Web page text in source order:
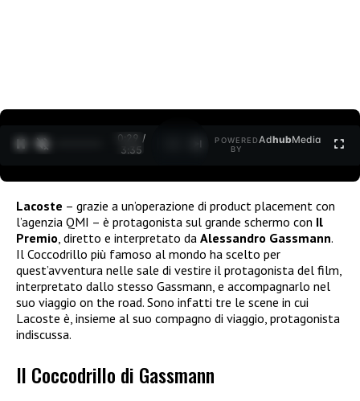
0:30 /
3:35
POWERED
BY
AdhubMedia
Lacoste – grazie a un’operazione di product placement con
l’agenzia QMI – è protagonista sul grande schermo con Il
Premio , diretto e interpretato da Alessandro Gassmann.
Il Coccodrillo più famoso al mondo ha scelto per
quest’avventura nelle sale di vestire il protagonista del film,
interpretato dallo stesso Gassmann, e accompagnarlo nel
suo viaggio on the road. Sono infatti tre le scene in cui
Lacoste è, insieme al suo compagno di viaggio, protagonista
indiscussa.
Il Coccodrillo di Gassmann